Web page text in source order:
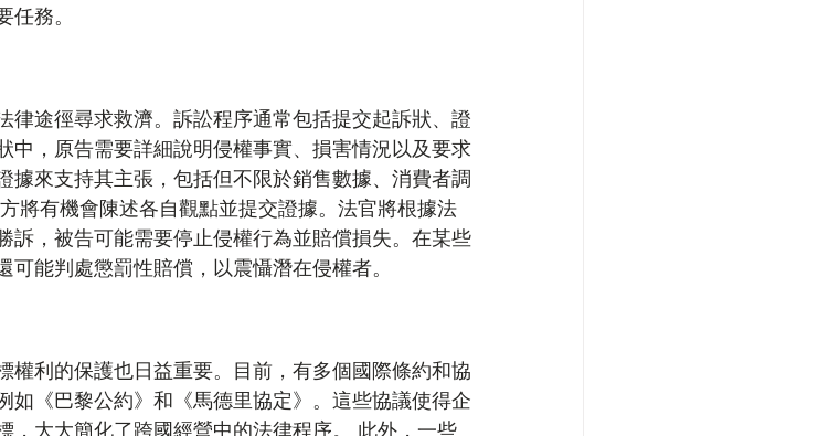
任務。
律途徑尋求救濟。訴訟程序通常包括提交起訴狀、證
中，原告需要詳細說明侵權事實、損害情況以及要求
據來支持其主張，包括但不限於銷售數據、消費者調
將有機會陳述各自觀點並提交證據。法官將根據法
訴，被告可能需要停止侵權行為並賠償損失。在某些
能判處懲罰性賠償，以震懾潛在侵權者。
權利的保護也日益重要。目前，有多個國際條約和協
如《巴黎公約》和《馬德里協定》。這些協議使得企
，大大簡化了跨國經營中的法律程序。 此外，一些